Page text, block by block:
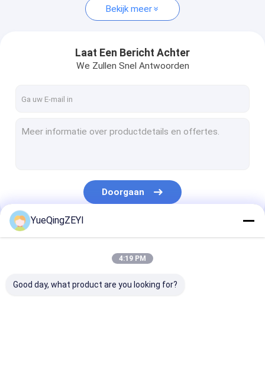
AC Elektrische Schakelaar
3 de Schakelaar van Pool AC
Mini Circuit Breaker
Magnetische Aanzetschakelaar
Gevormde Gevalstroomonderbreker
Thermisch Overbelastingsrelais
Bekijk meer
Laat Een Bericht Achter
We Zullen Snel Antwoorden
Doorgaan
Onze Categorieën
YueQingZEYI
4:19 PM
Good day, what product are you looking for?